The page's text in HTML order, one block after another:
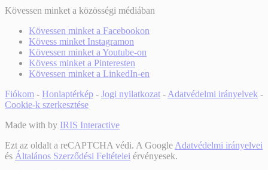
Kövessen minket a közösségi médiában
Kövessen minket a Facebookon
Kövess minket Instagramon
Kövessen minket a Youtube-on
Kövess minket a Pinteresten
Kövessen minket a LinkedIn-en
Fiókom - Honlaptérkép - Jogi nyilatkozat - Adatvédelmi irányelvek -
Cookie-k szerkesztése
Made with by IRIS Interactive
Ezt az oldalt a reCAPTCHA védi. A Google Adatvédelmi irányelvei
és Általános Szerződési Feltételei érvényesek.